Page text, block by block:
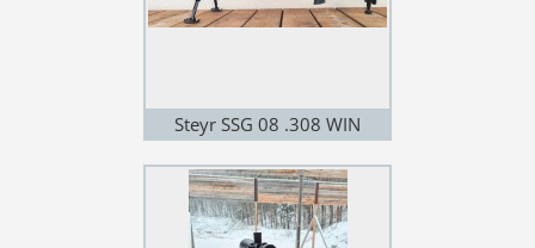
Steyr SSG 08 .308 WIN